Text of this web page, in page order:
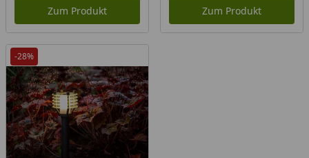
Zum Produkt Zum Produkt
-28%